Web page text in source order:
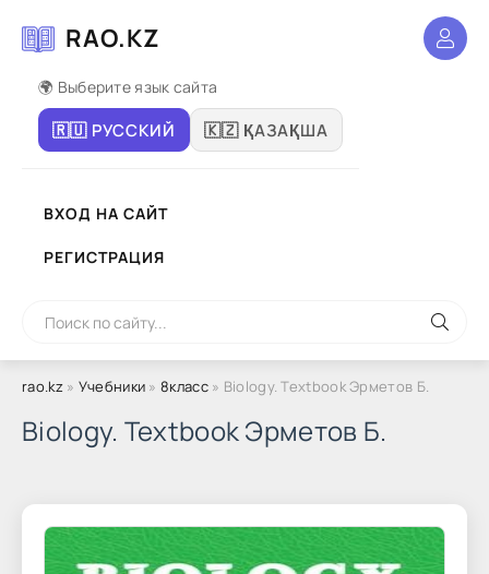
RAO.KZ
🌍 Выберите язык сайта
🇷🇺 РУССКИЙ 🇰🇿 ҚАЗАҚША
ВХОД НА САЙТ
РЕГИСТРАЦИЯ
rao.kz» Учебники »8класс» Biology. Textbook Эрметов Б.
Biology. Textbook Эрметов Б.